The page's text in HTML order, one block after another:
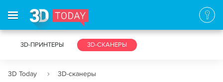
3D-ПРИНТЕРЫ 3D-СКАНЕРЫ
3D Today 3D-сканеры